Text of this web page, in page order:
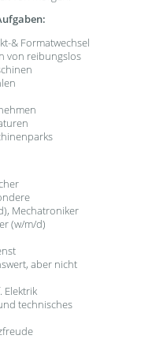
& Formatwechsel
von reibungslos
Mechatroniker
(w/m/d)
aber nicht
Elektrik
technisches